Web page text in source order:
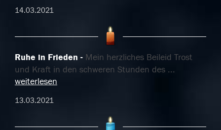
14.03.2021
Ruhe in Frieden
Mein herzliches Beileid Trost
und Kraft in den schweren Stunden des ...
weiterlesen
13.03.2021